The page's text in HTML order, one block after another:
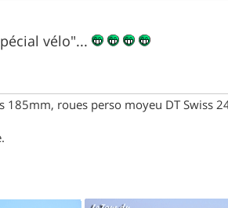
vélo"...
185mm, roues perso moyeu DT Swiss